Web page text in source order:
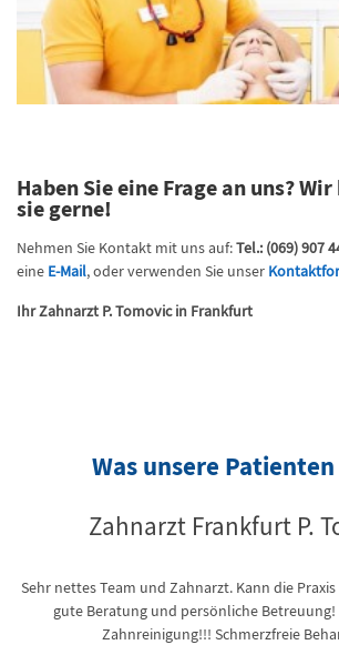
Haben Sie eine Frage an uns?
sie gerne!
Nehmen Sie Kontakt mit uns auf:Tel.: (069) 907
eine E-Mail, oder verwenden Sie unser
Ihr Zahnarzt P. Tomovic in Frankfurt
Was unsere Patienten
Zahnarzt Frankfurt P.
Sehr nettes Team und Zahnarzt. Kann die
gute Beratung und persönliche
Zahnreinigung!!! Schmerzfreie